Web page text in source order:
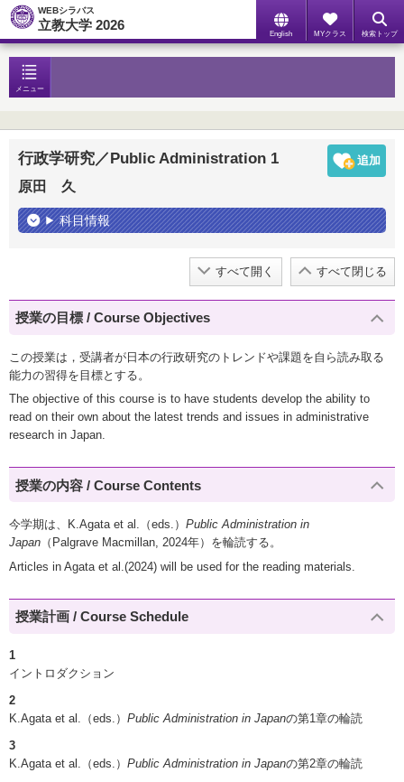
WEBシラバス
立教大学 2026
English MYクラス 検索トップ
メニュー
行政学研究／Public Administration 1
原田 久
科目情報
すべて開く すべて閉じる
授業の目標 / Course Objectives
この授業は，受講者が日本の行政研究のトレンドや課題を自ら読み取る
能力の習得を目標とする。
The objective of this course is to have students develop the ability to
read on their own about the latest trends and issues in administrative
research in Japan.
授業の内容 / Course Contents
今学期は、K.Agata et al.（eds.） Public Administration in
Japan （Palgrave Macmillan, 2024年）を輪読する。
Articles in Agata et al.(2024) will be used for the reading materials.
授業計画 / Course Schedule
1
イントロダクション
2
K.Agata et al.（eds.） Public Administration in Japanの第1章の輪読
3
K.Agata et al.（eds.） Public Administration in Japanの第2章の輪読